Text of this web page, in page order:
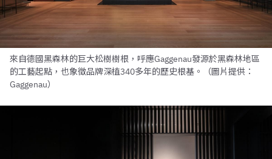
來自德國黑森林的巨大松樹樹根，呼應Gaggenau發源於黑森林地區
的工藝起點，也象徵品牌深植340多年的歷史根基。（圖片提供：
Gaggenau）